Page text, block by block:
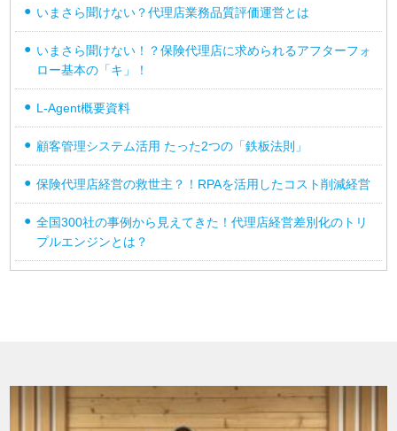
いまさら聞けない？代理店業務品質評価運営とは
いまさら聞けない！？保険代理店に求められるアフターフォ
ロー基本の「キ」！
L-Agent概要資料
顧客管理システム活用 たった2つの「鉄板法則」
保険代理店経営の救世主？！RPAを活用したコスト削減経営
全国300社の事例から見えてきた！代理店経営差別化のトリ
プルエンジンとは？